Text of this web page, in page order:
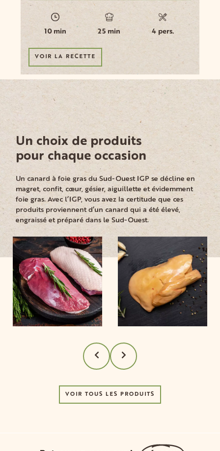
10 min 25 min 4 pers.
VOIR LA RECETTE
Un choix de produits
pour chaque occasion
Un canard à foie gras du Sud-Ouest IGP se décline en
magret, confit, cœur, gésier, aiguillette et évidemment
foie gras. Avec l’IGP, vous avez la certitude que ces
produits proviennent d’un canard qui a été élevé,
engraissé et préparé dans le Sud-Ouest.
VOIR TOUS LES PRODUITS